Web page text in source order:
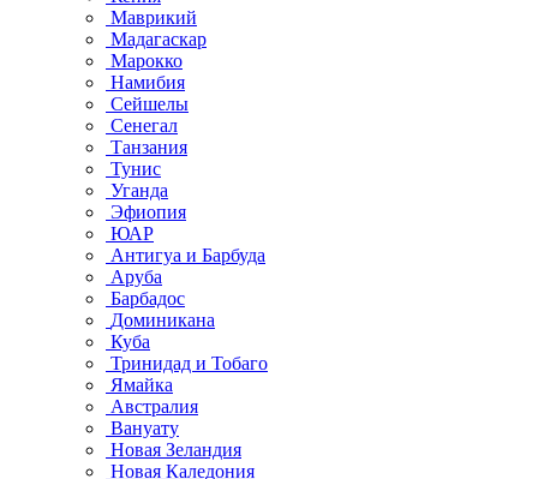
Маврикий
Мадагаскар
Марокко
Намибия
Сейшелы
Сенегал
Танзания
Тунис
Уганда
Эфиопия
ЮАР
Антигуа и Барбуда
Аруба
Барбадос
Доминикана
Куба
Тринидад и Тобаго
Ямайка
Австралия
Вануату
Новая Зеландия
Новая Каледония